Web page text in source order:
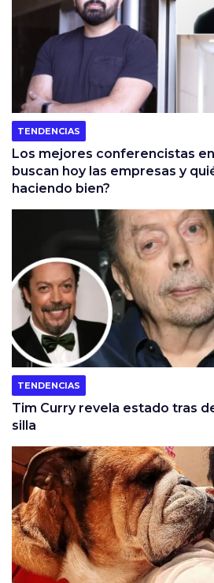
TENDENCIAS
Los mejores conferencistas
buscan hoy las empresas y
haciendo bien?
TENDENCIAS
Tim Curry revela estado tras
silla